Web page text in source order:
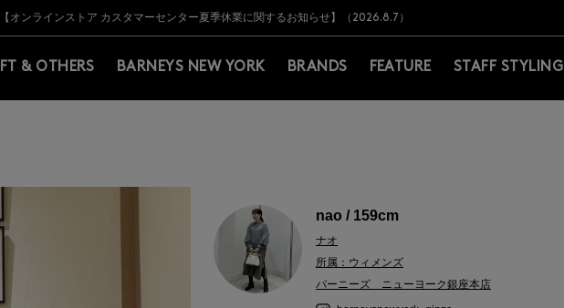
BARNEYS＞会員のお客様は11,000円（税込）以上のお買上げで常時送料無料！お買い物の際は会員登録を！
【夏季休業に伴う出荷一時停止のお知らせ】(2026.8.7)
【オンラインストア カスタマーセンター夏季休業に関するお知らせ】（2026.8.7）
【夏季休業に伴う返品・交換承り一時停止のお知らせ】（2026.8.5）
熊本県を中心とした地震の影響によるお荷物のお届けについて
【開催中】SUMMER SALEのご案内・ご注意事項
BARNEYS＞会員のお客様は11,000円（税込）以上のお買上げで常時送料無料！お買い物の際は会員登録を！
【夏季休業に伴う出荷一時停止のお知らせ】(2026.8.7)
& OTHERS BARNEYS NEW YORK BRANDS FEATURE STAFF STYLING
nao / 159cm
ナオ
所属：ウィメンズ
バーニーズ ニューヨーク銀座本店